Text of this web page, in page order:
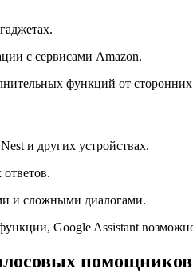
с сервисами Amazon.
функций от сторонних
и других устройствах.
и сложными диалогами.
Google Assistant
помощников